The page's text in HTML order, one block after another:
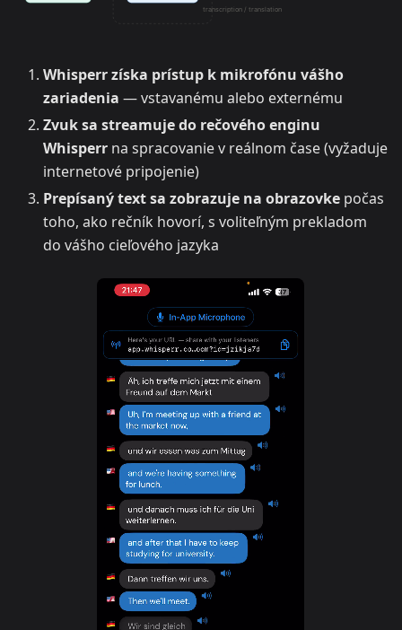
Whisperr získa prístup k mikrofónu vášho
zariadenia — vstavanému alebo externému
Zvuk sa streamuje do rečového enginu
Whisperr na spracovanie v reálnom čase (vyžaduje
internetové pripojenie)
Prepísaný text sa zobrazuje na obrazovke počas
toho, ako rečník hovorí, s voliteľným prekladom
do vášho cieľového jazyka